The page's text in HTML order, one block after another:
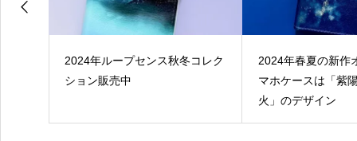
2024年ループセンス秋冬コレク
ション販売中
2024年春夏の新作
マホケースは「紫
火」のデザイン